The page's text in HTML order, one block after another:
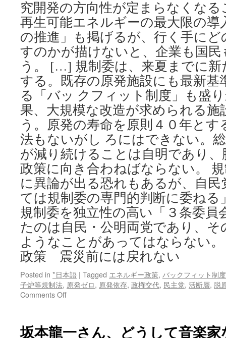
期
待
via
ン
ケ
イ
ビ
ズ
究開発の方向性が定まらなくな
再生可能エネルギーの最大限の導
の推進」も掲げるが、行く手に
すのかが描けないと、企業も国
う。 […] 規制委は、来夏までに新
する。既存の原発施設にも最新基
る「バッ クフィット制度」も盛
果、大規模な改造が求められる
う。原発の寿命を原則４０年とす
法もないがし ろにはできない。
が減り続けることは自明であり
政策に向き合わねばならない。
に異論が出る恐れもあるが、自
ては規制委の専門的判断に委ね
規制委を独立性の高い「３条委員
たのは自民・公明両党であり、
ようなことがあってはならない
政策 震災前には戻れない
Posted in *日本語 | Tagged エネルギー政策, バックフィット制度
子炉等規制法, 原発ゼロ, 原発依存, 政権交代, 民主党, 活断層, 脱
Comments Offon
発
坂本龍一さん、どうして音楽